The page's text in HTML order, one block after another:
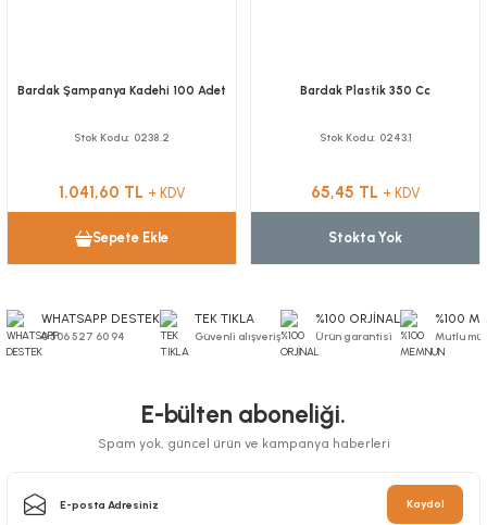
Bardak Şampanya Kadehi 100 Adet
Stok Kodu 0238.2
1.041,60 TL + KDV
Sepete Ekle
Bardak Plastik 350 Cc
Stok Kodu 0243.1
65,45 TL + KDV
Stokta Yok
WHATSAPP DESTEK
0 506 527 60 94
TEK TIKLA
Güvenli alışveriş
%100 ORJİNAL
Ürün garantisi
%100
Mutlu
E-bülten aboneliği.
Spam yok, güncel ürün ve kampanya haberleri
Kaydol